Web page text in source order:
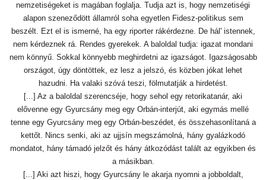
nemzetiségeket is magában foglalja. Tudja azt is, hogy nemzetiségi
alapon szeneződött államról soha egyetlen Fidesz-politikus sem
beszélt. Ezt el is ismerné, ha egy riporter rákérdezne. De hál' istennek,
nem kérdeznek rá. Rendes gyerekek. A baloldal tudja: igazat mondani
nem könnyű. Sokkal könnyebb meghirdetni az igazságot. Igazságosabb
országot, úgy döntöttek, ez lesz a jelszó, és közben jókat lehet
hazudni. Ha valaki szóvá teszi, fölmutatják a hirdetést.
[...] Az a baloldal szerencséje, hogy sehol egy retorikatanár, aki
elővenne egy Gyurcsány meg egy Orbán-interjút, aki egymás mellé
tenne egy Gyurcsány meg egy Orbán-beszédet, és összehasonlítaná a
kettőt. Nincs senki, aki az ujjsín megszámolná, hány gyalázkodó
mondatot, hány támadó jelzőt és hány átkozódást talált az egyikben és
a másikban.
[...] Aki azt hiszi, hogy Gyurcsány le akarja nyomni a jobboldalt,